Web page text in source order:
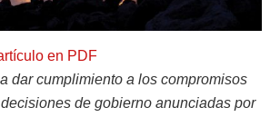
en PDF
dar cumplimiento a los compromisos
de gobierno anunciadas por